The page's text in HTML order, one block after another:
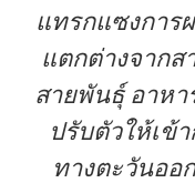
แทรกแซงการ
แตกต่างจาก
สายพันธุ์อาหา
ปรับตัวให้เข้
ทางตะวันออ